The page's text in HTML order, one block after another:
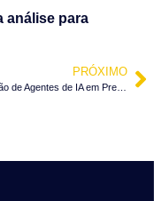
análise para
PRÓXIMO
Implantação de Agentes de IA em Presidente Getúlio – SC